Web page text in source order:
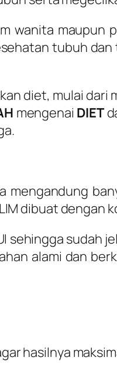
wanita
tubuh
diet, mulai dari
mengenai DIET
mengandung
dibuat dengan
sudah
alami dan
hasilnya